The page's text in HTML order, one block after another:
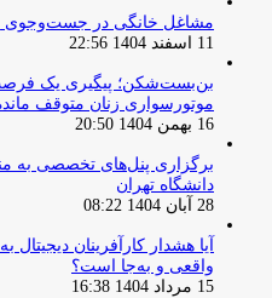
مشاغل خانگی در جست‌وجوی
11 اسفند 1404 22:56
بن‌بست‌شکن؛ پیگیری یک
موتورسواری زنان متوقف
16 بهمن 1404 20:50
برگزاری پنل‌های تخصصی به
دانشگاه تهران
28 آبان 1404 08:22
آیا هشدار کارآفرینان
واقعی و به‌جا است؟
15 مرداد 1404 16:38